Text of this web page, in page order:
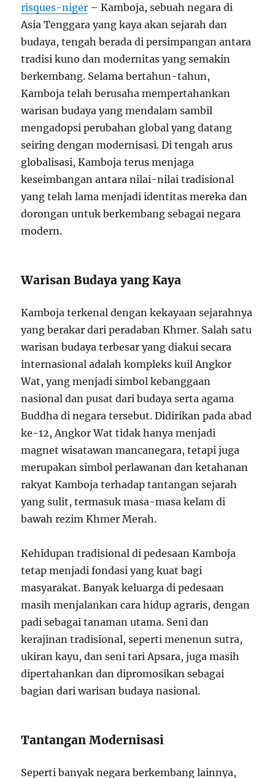
risques-niger – Kamboja, sebuah negara di
Asia Tenggara yang kaya akan sejarah dan
budaya, tengah berada di persimpangan antara
tradisi kuno dan modernitas yang semakin
berkembang. Selama bertahun-tahun,
Kamboja telah berusaha mempertahankan
warisan budaya yang mendalam sambil
mengadopsi perubahan global yang datang
seiring dengan modernisasi. Di tengah arus
globalisasi, Kamboja terus menjaga
keseimbangan antara nilai-nilai tradisional
yang telah lama menjadi identitas mereka dan
dorongan untuk berkembang sebagai negara
modern.
Warisan Budaya yang Kaya
Kamboja terkenal dengan kekayaan sejarahnya
yang berakar dari peradaban Khmer. Salah satu
warisan budaya terbesar yang diakui secara
internasional adalah kompleks kuil Angkor
Wat, yang menjadi simbol kebanggaan
nasional dan pusat dari budaya serta agama
Buddha di negara tersebut. Didirikan pada abad
ke-12, Angkor Wat tidak hanya menjadi
magnet wisatawan mancanegara, tetapi juga
merupakan simbol perlawanan dan ketahanan
rakyat Kamboja terhadap tantangan sejarah
yang sulit, termasuk masa-masa kelam di
bawah rezim Khmer Merah.
Kehidupan tradisional di pedesaan Kamboja
tetap menjadi fondasi yang kuat bagi
masyarakat. Banyak keluarga di pedesaan
masih menjalankan cara hidup agraris, dengan
padi sebagai tanaman utama. Seni dan
kerajinan tradisional, seperti menenun sutra,
ukiran kayu, dan seni tari Apsara, juga masih
dipertahankan dan dipromosikan sebagai
bagian dari warisan budaya nasional.
Tantangan Modernisasi
Seperti banyak negara berkembang lainnya,